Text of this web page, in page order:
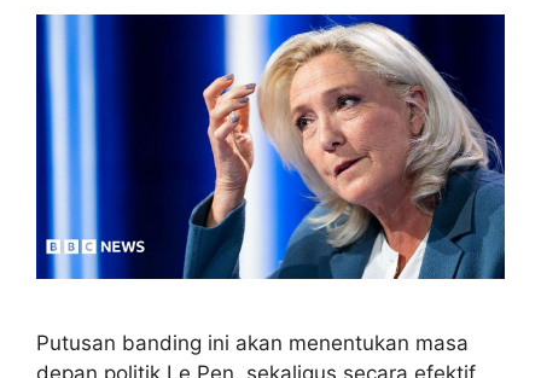
Putusan banding ini akan menentukan masa
depan politik Le Pen, sekaligus secara efektif